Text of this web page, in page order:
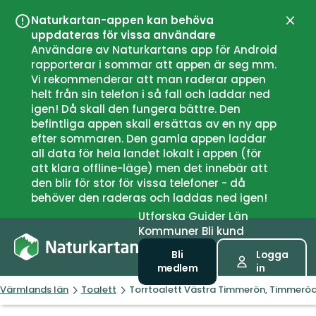
Naturkartan-appen kan behöva
uppdateras för vissa användare
Användare av Naturkartans app för Android
rapporterar i sommar att appen är seg mm.
Vi rekommenderar att man raderar appen
helt från sin telefon i så fall och laddar ned
igen! Då skall den fungera bättre. Den
befintliga appen skall ersättas av en ny app
efter sommaren. Den gamla appen laddar
all data för hela landet lokalt i appen (för
att klara offline-läge) men det innebär att
den blir för stor för vissa telefoner - då
behöver den raderas och laddas ned igen!
UtforskaGuiderLän
Kommuner Bli kund
Bli
medlem
Logga
in
Värmlands län Toalett Torrtoalett Västra Timmerön,